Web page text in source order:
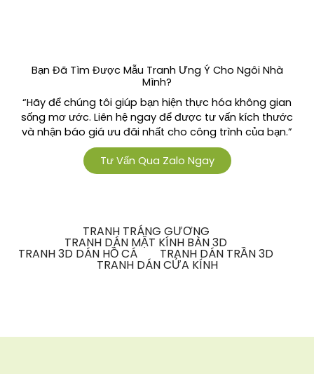
Bạn Đã Tìm Được Mẫu Tranh Ưng Ý Cho Ngôi Nhà
Mình?
“Hãy để chúng tôi giúp bạn hiện thực hóa không gian
sống mơ ước. Liên hệ ngay để được tư vấn kích thước
và nhận báo giá ưu đãi nhất cho công trình của bạn.”
Tư Vấn Qua Zalo Ngay
TRANH TRÁNG GƯƠNG
TRANH DÁN MẶT KÍNH BÀN 3D
TRANH 3D DÁN HỒ CÁ TRANH DÁN TRẦN 3D
TRANH DÁN CỬA KÍNH